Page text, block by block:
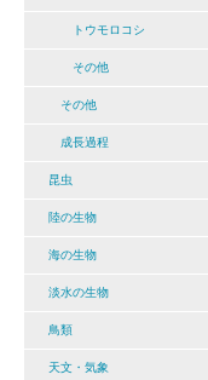
トウモロコシ
その他
その他
成長過程
昆虫
陸の生物
海の生物
淡水の生物
鳥類
天文・気象